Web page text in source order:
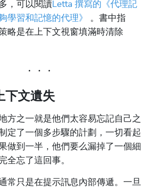
，可以閱讀Letta 撰寫的《代理記
學習和記憶的代理》
。書中指
略是在上下文視窗填滿時清除
下文遺失
方之一就是他們太容易忘記自己之
定了一個多步驟的計劃，一切看起
做到一半，他們要么漏掉了一個細
全忘了這回事。
常只是在提示訊息內部傳遞。一旦